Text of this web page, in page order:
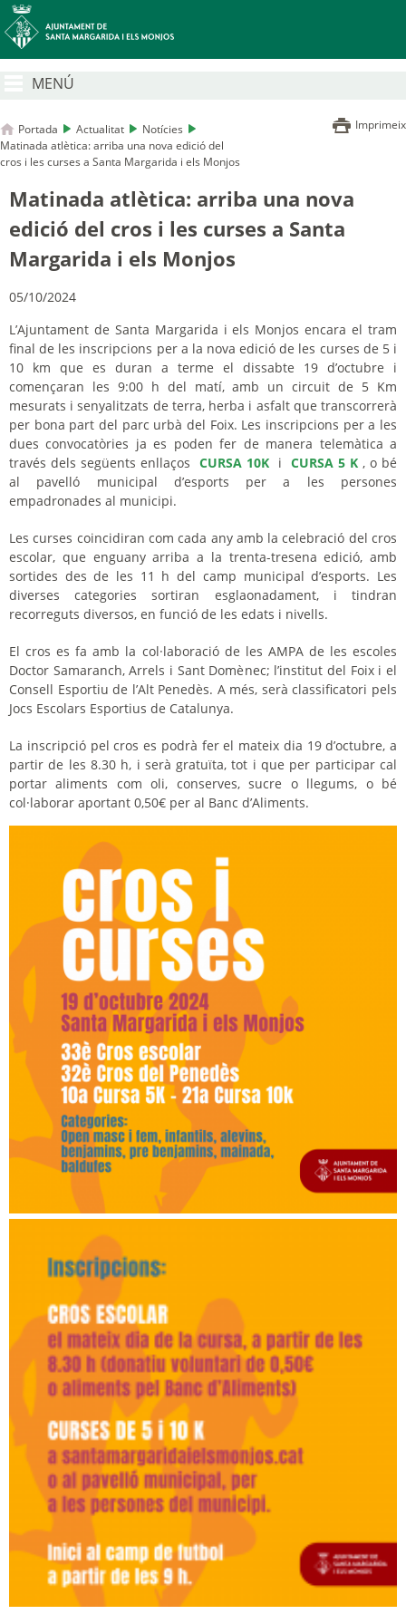
MENÚ
Portada Actualitat
Notícies
Matinada atlètica: arriba una nova edició del
cros i les curses a Santa Margarida i els Monjos
Imprimeix
Matinada atlètica: arriba una nova
edició del cros i les curses a Santa
Margarida i els Monjos
05/10/2024
L’Ajuntament de Santa Margarida i els Monjos encara el tram
final de les inscripcions per a la nova edició de les curses de 5 i
10 km que es duran a terme el dissabte 19 d’octubre i
començaran les 9:00 h del matí, amb un circuit de 5 Km
mesurats i senyalitzats de terra, herba i asfalt que transcorrerà
per bona part del parc urbà del Foix. Les inscripcions per a les
dues convocatòries ja es poden fer de manera telemàtica a
través dels següents enllaços CURSA 10K i CURSA 5 K , o bé
al pavelló municipal d’esports per a les persones
empadronades al municipi.
Les curses coincidiran com cada any amb la celebració del cros
escolar, que enguany arriba a la trenta-tresena edició, amb
sortides des de les 11 h del camp municipal d’esports. Les
diverses categories sortiran esglaonadament, i tindran
recorreguts diversos, en funció de les edats i nivells.
El cros es fa amb la col·laboració de les AMPA de les escoles
Doctor Samaranch, Arrels i Sant Domènec; l’institut del Foix i el
Consell Esportiu de l’Alt Penedès. A més, serà classificatori pels
Jocs Escolars Esportius de Catalunya.
La inscripció pel cros es podrà fer el mateix dia 19 d’octubre, a
partir de les 8.30 h, i serà gratuïta, tot i que per participar cal
portar aliments com oli, conserves, sucre o llegums, o bé
col·laborar aportant 0,50€ per al Banc d’Aliments.